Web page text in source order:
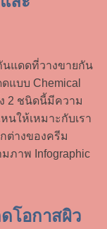
นแดดที่วางขายกัน
แบบ Chemical
2 ชนิดนี้มีความ
นให้เหมาะกับเรา
ต่างของครีม
ภาพ Infographic
โอกาสผิว